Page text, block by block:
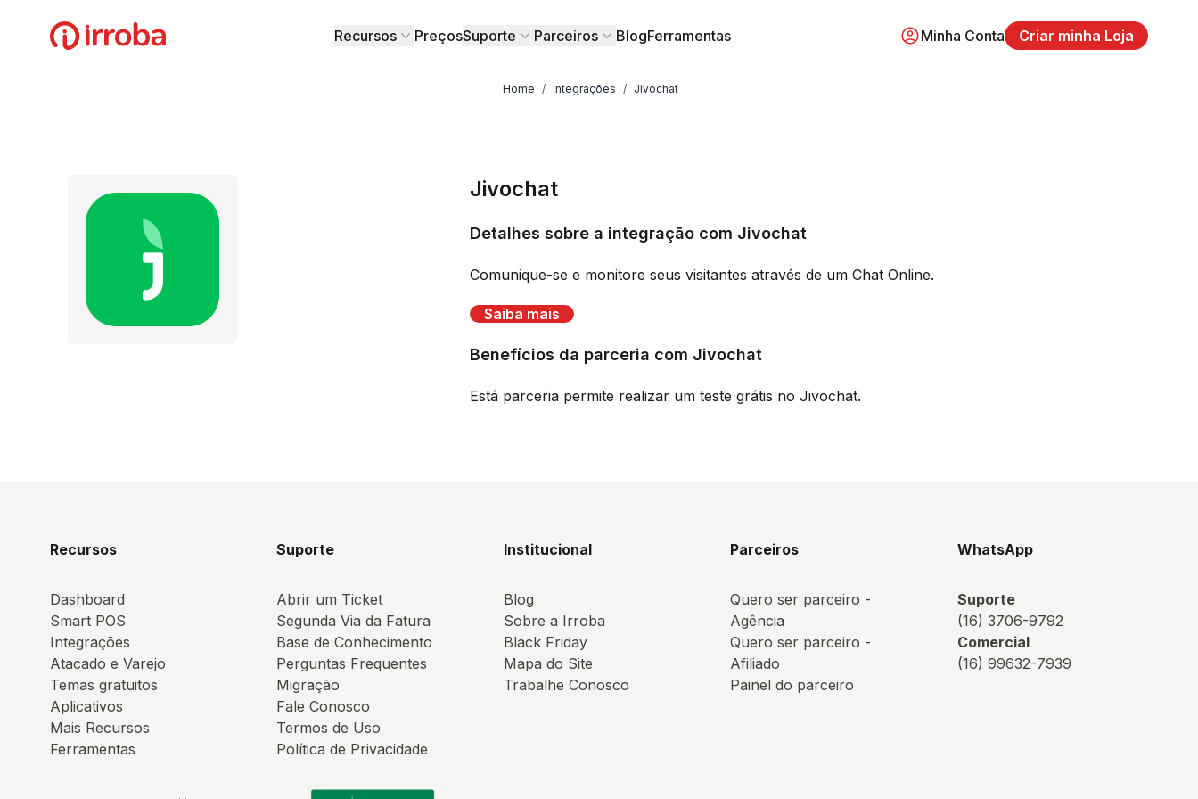
Irroba Recursos PreçosSuporte Parceiros BlogFerramentas Minha Conta Criar minha Loja
Home / Integrações / Jivochat
Jivochat
Detalhes sobre a integração com Jivochat
Comunique-se e monitore seus visitantes através de um Chat Online.
Saiba mais
Benefícios da parceria com Jivochat
Está parceria permite realizar um teste grátis no Jivochat.
Recursos
Dashboard
Smart POS
Integrações
Atacado e Varejo
Temas gratuitos
Aplicativos
Mais Recursos
Ferramentas
Suporte
Abrir um Ticket
Segunda Via da Fatura
Base de Conhecimento
Perguntas Frequentes
Migração
Fale Conosco
Termos de Uso
Política de Privacidade
Institucional
Blog
Sobre a Irroba
Black Friday
Mapa do Site
Trabalhe Conosco
Parceiros
Quero ser parceiro -
Agência
Quero ser parceiro -
Afiliado
Painel do parceiro
WhatsApp
Suporte
(16) 3706-9792
Comercial
(16) 99632-7939